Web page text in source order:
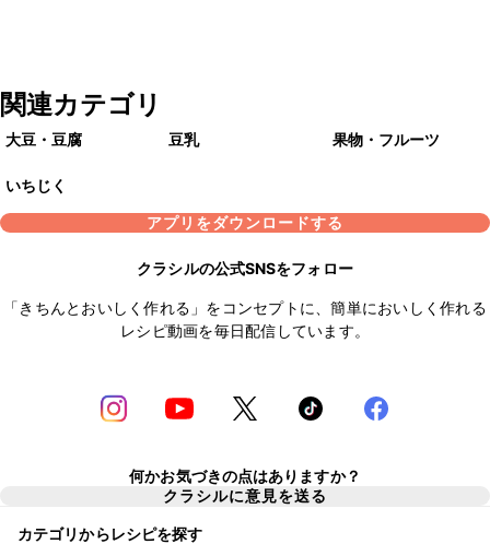
関連カテゴリ
大豆・豆腐 豆乳 果物・フルーツ
いちじく
アプリをダウンロードする
クラシルの公式SNSをフォロー
「きちんとおいしく作れる」をコンセプトに、簡単においしく作れる
レシピ動画を毎日配信しています。
何かお気づきの点はありますか？
クラシルに意見を送る
カテゴリからレシピを探す